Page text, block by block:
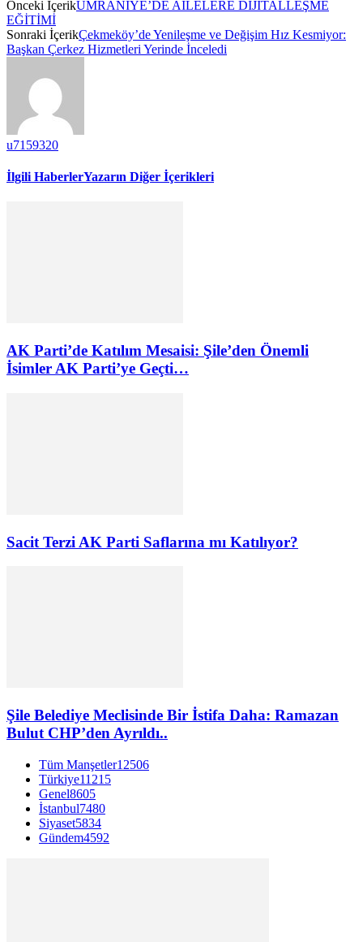
Önceki İçerikÜMRANİYE’DE AİLELERE DİJİTALLEŞME
EĞİTİMİ
Sonraki İçerikÇekmeköy’de Yenileşme ve Değişim Hız Kesmiyor:
Başkan Çerkez Hizmetleri Yerinde İnceledi
u7159320
İlgili HaberlerYazarın Diğer İçerikleri
AK Parti’de Katılım Mesaisi: Şile’den Önemli
İsimler AK Parti’ye Geçti…
Sacit Terzi AK Parti Saflarına mı Katılıyor?
Şile Belediye Meclisinde Bir İstifa Daha: Ramazan
Bulut CHP’den Ayrıldı..
Tüm Manşetler12506
Türkiye11215
Genel8605
İstanbul7480
Siyaset5834
Gündem4592